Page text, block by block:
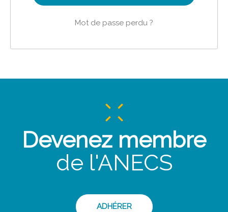
Mot de passe perdu ?
Devenez membre
de l'ANECS
ADHÉRER